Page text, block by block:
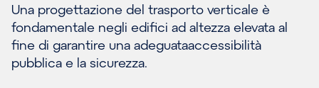
Una progettazione del trasporto verticale è
fondamentale negli edifici ad altezza elevata al
fine di garantire una adeguataaccessibilità
pubblica e la sicurezza.